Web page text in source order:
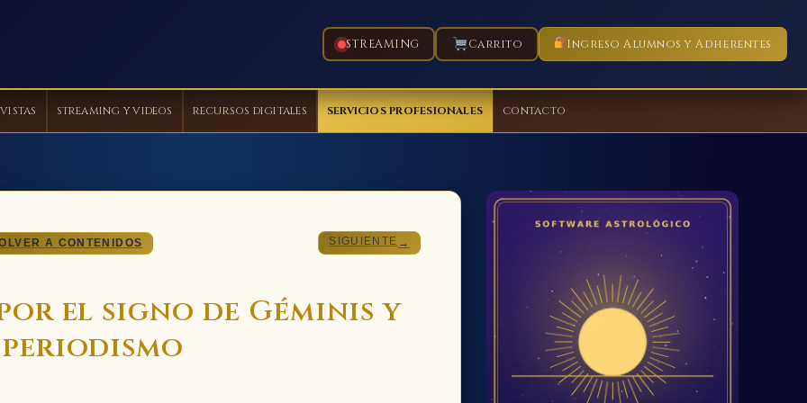
STREAMING Carrito Ingreso Alumnos y Adherentes
STREAMING Y VIDEOS RECURSOS DIGITALES SERVICIOS PROFESIONALES CONTACTO
A CONTENIDOS SIGUIENTE →
el signo de Géminis y